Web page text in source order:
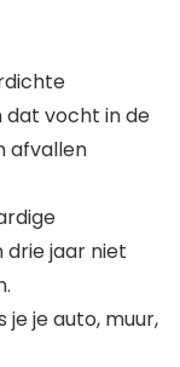
vocht in de
afvallen
jaar niet
je je auto, muur,